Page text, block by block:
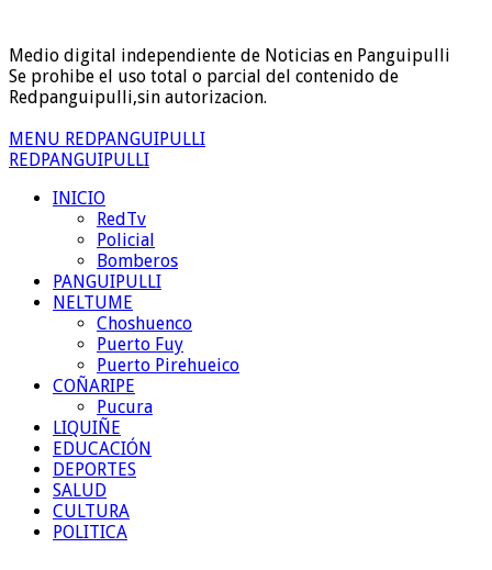
Medio digital independiente de Noticias en Panguipulli
Se prohibe el uso total o parcial del contenido de
Redpanguipulli,sin autorizacion.
MENU REDPANGUIPULLI
REDPANGUIPULLI
INICIO
RedTv
Policial
Bomberos
PANGUIPULLI
NELTUME
Choshuenco
Puerto Fuy
Puerto Pirehueico
COÑARIPE
Pucura
LIQUIÑE
EDUCACIÓN
DEPORTES
SALUD
CULTURA
POLITICA